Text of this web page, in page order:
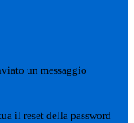
un messaggio
il reset della password